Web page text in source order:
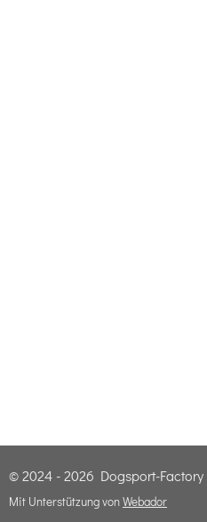
© 2024 - 2026 Dogsport-Factory
Mit Unterstützung vonWebador